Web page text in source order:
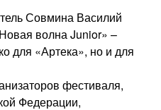
Совмина Василий
волна Junior» –
для «Артека», но и для
фестиваля,
Федерации,